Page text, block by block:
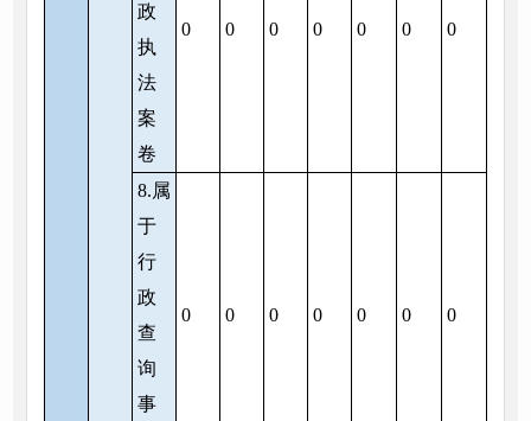
政
执
法
案
卷
0 0 0 0 0 0 0
8.属
于
行
政
查
询
事
0 0 0 0 0 0 0